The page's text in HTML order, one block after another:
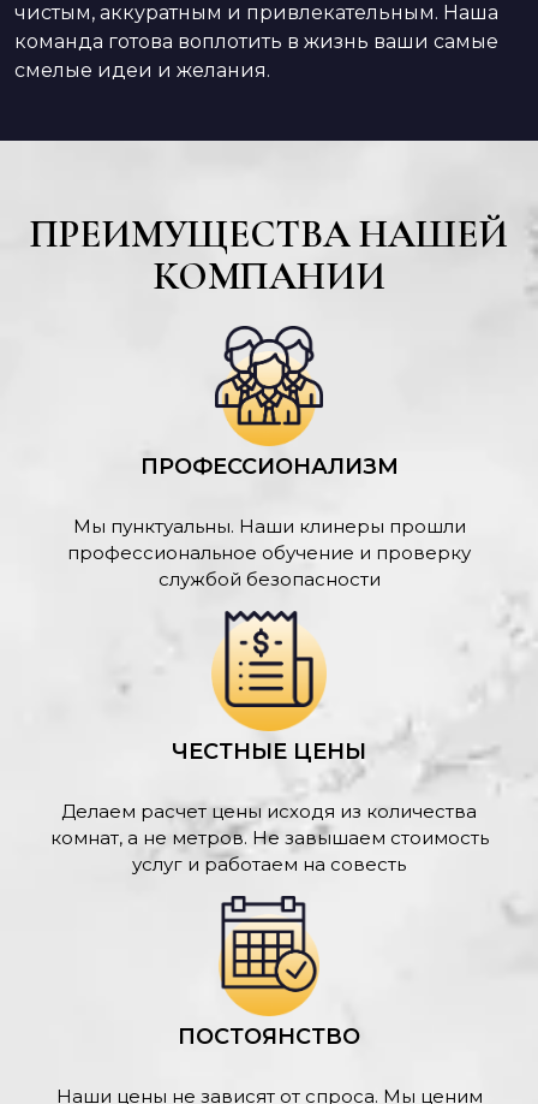
чистым, аккуратным и привлекательным. Наша
команда готова воплотить в жизнь ваши самые
смелые идеи и желания.
ПРЕИМУЩЕСТВА НАШЕЙ
КОМПАНИИ
ПРОФЕССИОНАЛИЗМ
Мы пунктуальны. Наши клинеры прошли
профессиональное обучение и проверку
службой безопасности
ЧЕСТНЫЕ ЦЕНЫ
Делаем расчет цены исходя из количества
комнат, а не метров. Не завышаем стоимость
услуг и работаем на совесть
ПОСТОЯНСТВО
Наши цены не зависят от спроса. Мы ценим